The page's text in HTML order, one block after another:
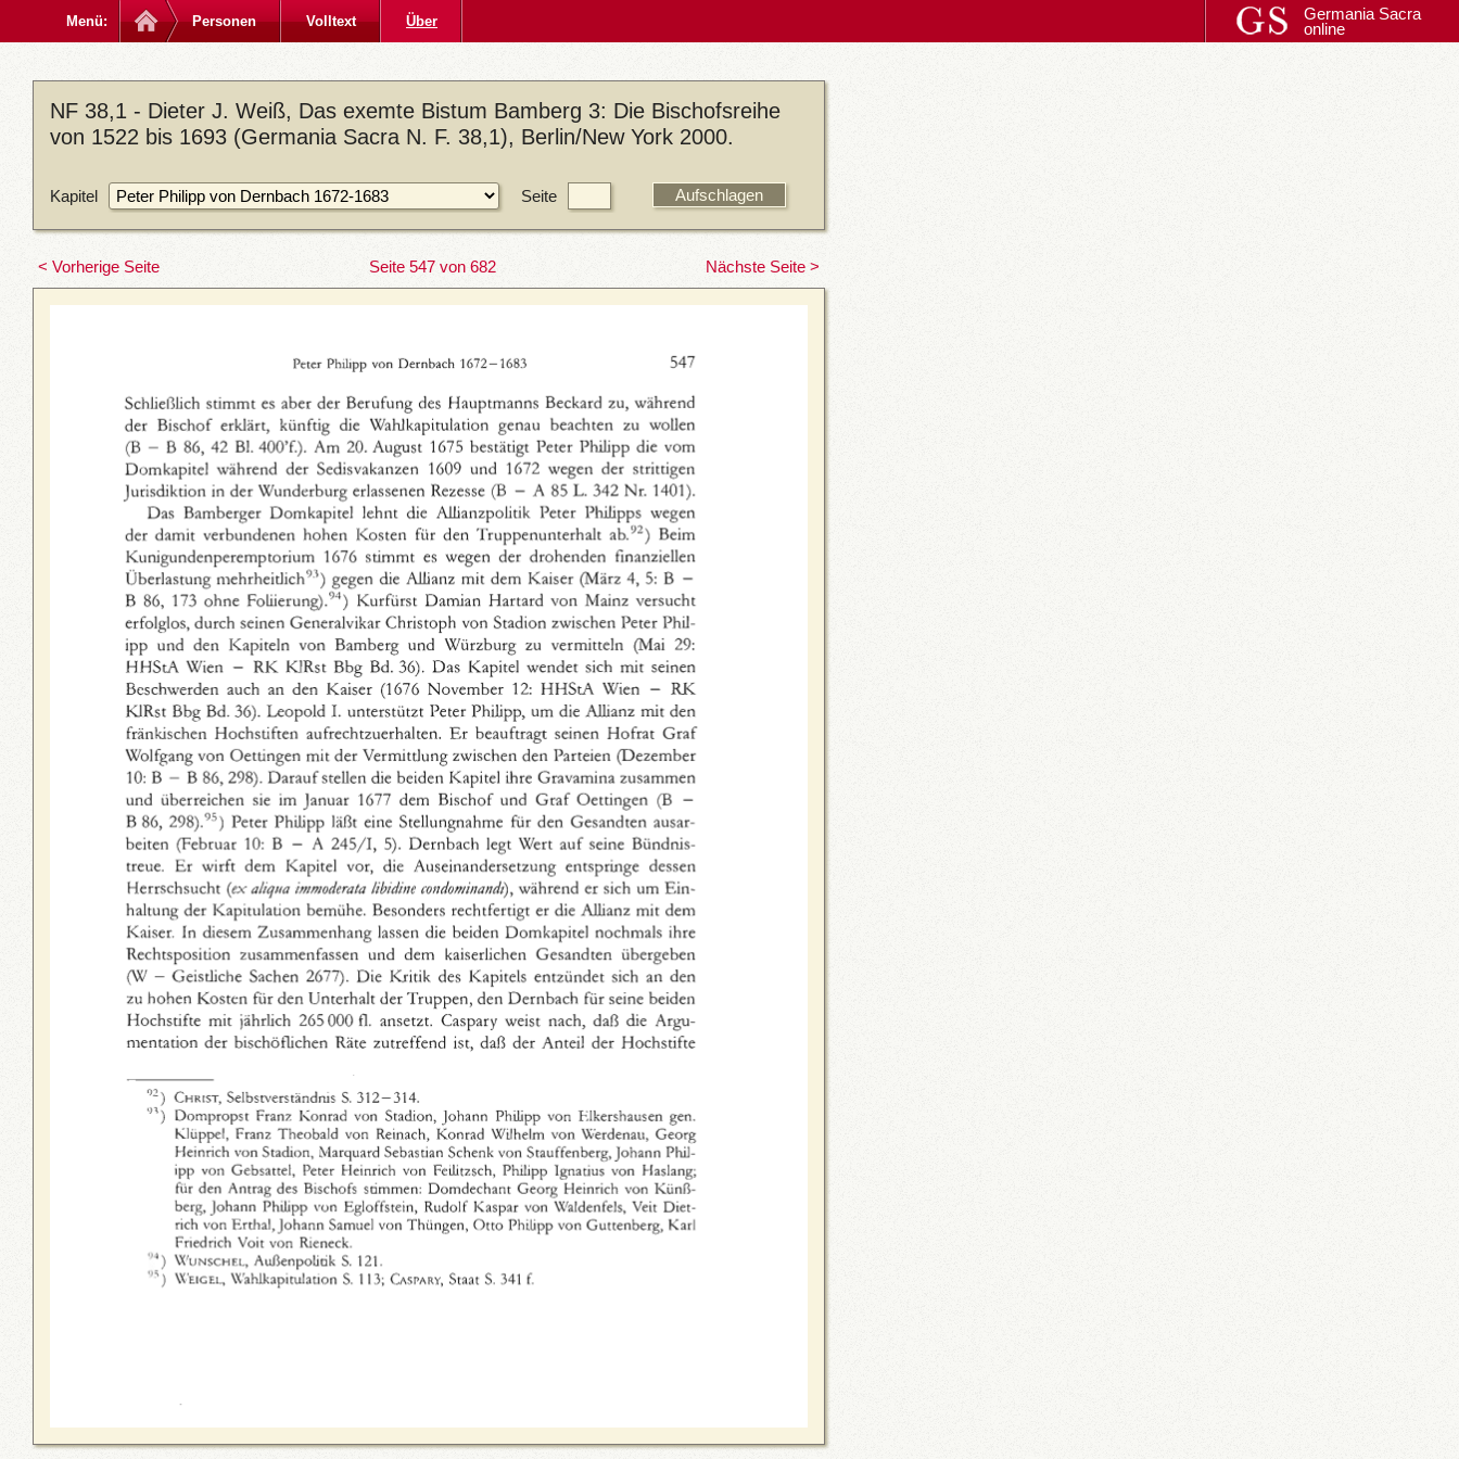
Menü: Personen Volltext Über
Germania Sacra
online
NF 38,1 - Dieter J. Weiß, Das exemte Bistum Bamberg 3: Die Bischofsreihe
von 1522 bis 1693 (Germania Sacra N. F. 38,1), Berlin/New York 2000.
Kapitel Seite
< Vorherige Seite Seite 547 von 682 Nächste Seite >